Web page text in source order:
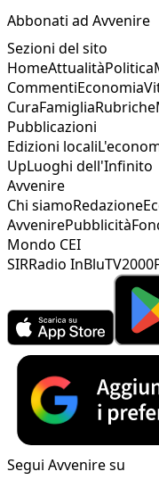
Abbonati ad Avvenire
Sezioni del sito
HomeAttualitàPolitica
CommentiEconomia
CuraFamigliaRubriche
Pubblicazioni
Edizioni locali
UpLuoghi dell'Infinito
Avvenire
Chi siamoRedazione
AvvenirePubblicità
Mondo CEI
SIRRadio InBluTV2000
Segui Avvenire su